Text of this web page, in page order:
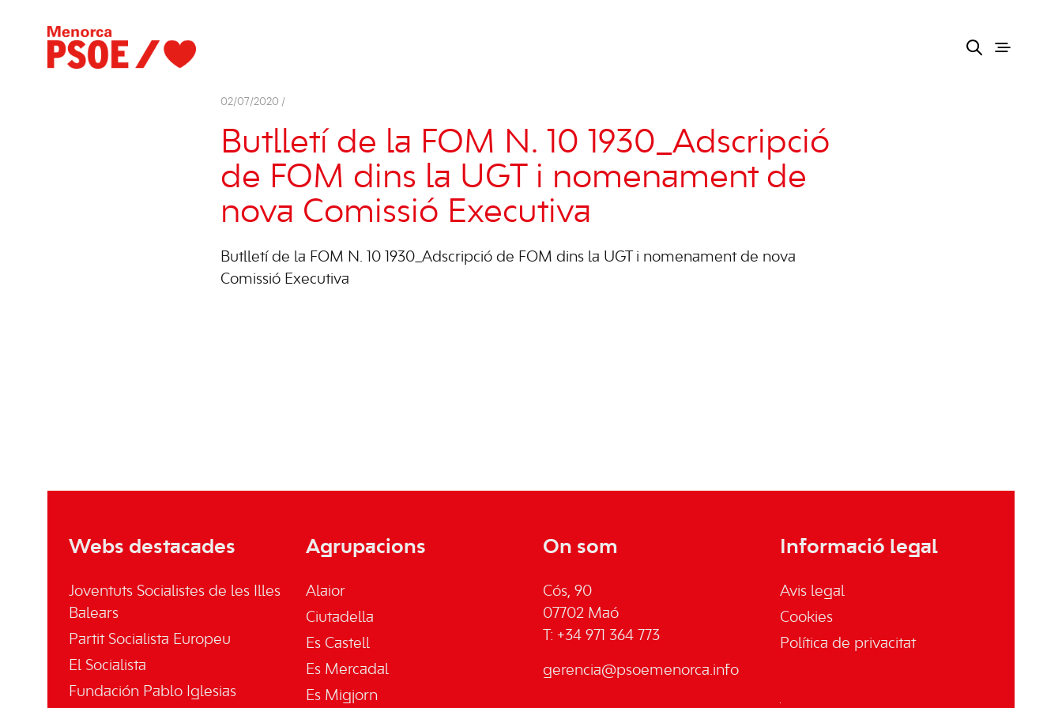
02/07/2020 /
Butlletí de la FOM N. 10 1930_Adscripció
de FOM dins la UGT i nomenament de
nova Comissió Executiva
Butlletí de la FOM N. 10 1930_Adscripció de FOM dins la UGT i nomenament de nova
Comissió Executiva
Webs destacades
Joventuts Socialistes de les Illes
Balears
Partit Socialista Europeu
El Socialista
Fundación Pablo Iglesias
Agrupacions
Alaior
Ciutadella
Es Castell
Es Mercadal
Es Migjorn
On som
Cós, 90
07702 Maó
T: +34 971 364 773
gerencia@psoemenorca.info
Informació legal
Avis legal
Cookies
Política de privacitat